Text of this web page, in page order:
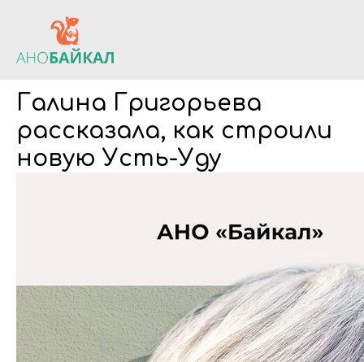
Галина Григорьева
рассказала, как строили
новую Усть-Уду